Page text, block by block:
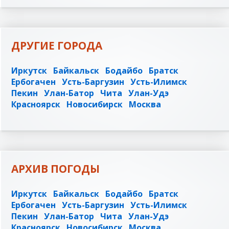
ДРУГИЕ ГОРОДА
Иркутск Байкальск Бодайбо Братск
Ербогачен Усть-Баргузин Усть-Илимск
Пекин Улан-Батор Чита Улан-Удэ
Красноярск Новосибирск Москва
АРХИВ ПОГОДЫ
Иркутск Байкальск Бодайбо Братск
Ербогачен Усть-Баргузин Усть-Илимск
Пекин Улан-Батор Чита Улан-Удэ